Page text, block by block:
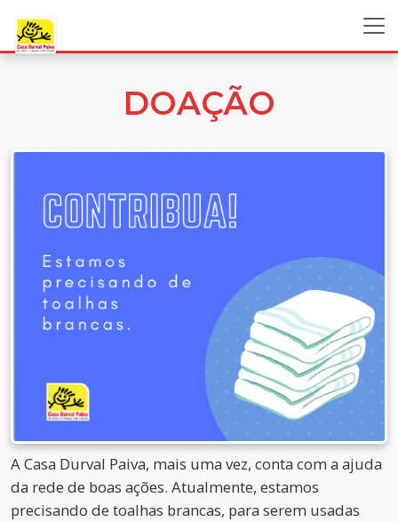
DOAÇÃO
A Casa Durval Paiva, mais uma vez, conta com a ajuda
da rede de boas ações. Atualmente, estamos
precisando de toalhas brancas, para serem usadas